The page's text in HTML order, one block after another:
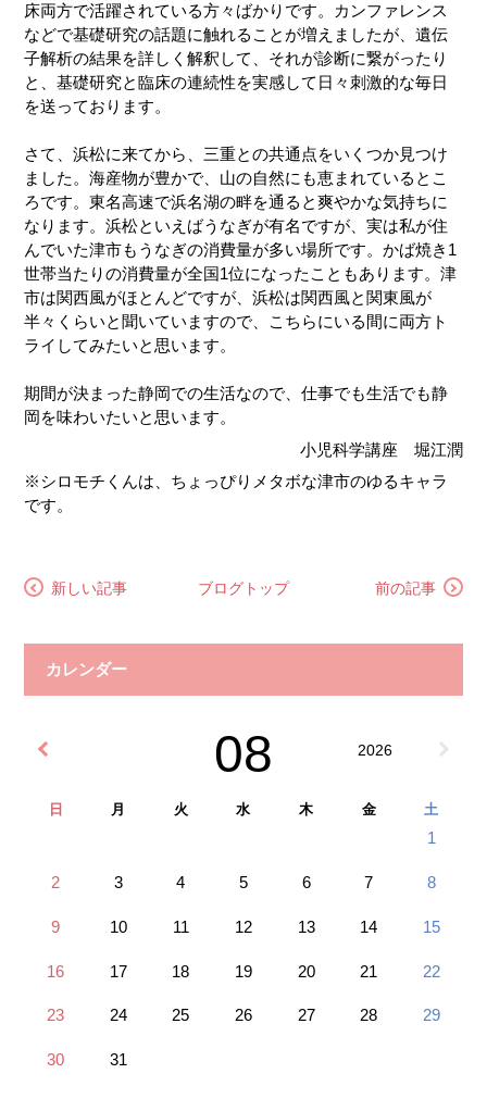
床両方で活躍されている方々ばかりです。カンファレンス
などで基礎研究の話題に触れることが増えましたが、遺伝
子解析の結果を詳しく解釈して、それが診断に繋がったり
と、基礎研究と臨床の連続性を実感して日々刺激的な毎日
を送っております。
さて、浜松に来てから、三重との共通点をいくつか見つけ
ました。海産物が豊かで、山の自然にも恵まれているとこ
ろです。東名高速で浜名湖の畔を通ると爽やかな気持ちに
なります。浜松といえばうなぎが有名ですが、実は私が住
んでいた津市もうなぎの消費量が多い場所です。かば焼き 1
世帯当たりの消費量が全国1位になったこともあります。津
市は関西風がほとんどですが、浜松は関西風と関東風が
半々くらいと聞いていますので、こちらにいる間に両方ト
ライしてみたいと思います。
期間が決まった静岡での生活なので、仕事でも生活でも静
岡を味わいたいと思います。
小児科学講座 堀江潤
※シロモチくんは、ちょっぴりメタボな津市のゆるキャラ
です。
新しい記事 ブログトップ 前の記事
カレンダー
08 2026
日 月 火 水 木 金 土
1
2 3 4 5 6 7 8
9 10 11 12 13 14 15
16 17 18 19 20 21 22
23 24 25 26 27 28 29
30 31